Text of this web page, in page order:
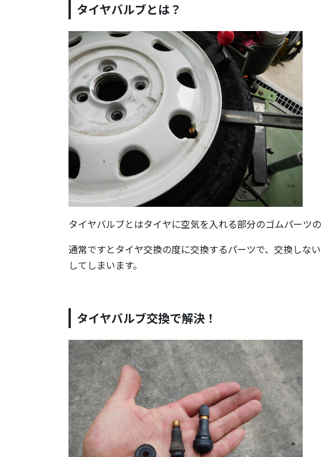
タイヤバルブとは？
タイヤバルブとはタイヤに空気を入れる部分のゴムパーツの
通常ですとタイヤ交換の度に交換するパーツで、交換しな
してしまいます。
タイヤバルブ交換で解決！